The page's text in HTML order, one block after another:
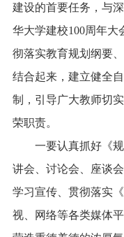
建设的首要任务，与
华大学建校100周年大
彻落实教育规划纲要
结合起来，建立健全
制，引导广大教师切
荣职责。
一要认真抓好《规
讲会、讨论会、座谈
学习宣传、贯彻落实
视、网络等各类媒体